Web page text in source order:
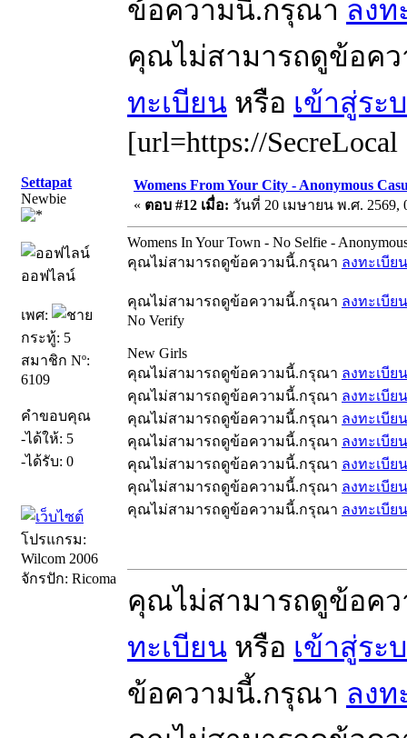
ข้อความนี้.กรุณา ลงท
คุณไม่สามารถดูข้อค
ทะเบียน หรือ เข้าสู่ระ
[url=https://SecreLocal
Settapat
Newbie
ออฟไลน์
เพศ:
กระทู้: 5
สมาชิก Nº:
6109
คำขอบคุณ
-ได้ให้: 5
-ได้รับ: 0
โปรแกรม:
Wilcom 2006
จักรปัก: Ricoma
Womens From Your City - Anonymous
« ตอบ #12 เมื่อ: วันที่ 20 เมษายน พ.ศ. 2569,
Womens In Your Town - No Selfie -
คุณไม่สามารถดูข้อความนี้.กรุณา ลงทะเบียน
คุณไม่สามารถดูข้อความนี้.กรุณา ลงทะเบียน
No Verify
New Girls
คุณไม่สามารถดูข้อความนี้.กรุณา ลงทะเบียน
คุณไม่สามารถดูข้อความนี้.กรุณา ลงทะเบียน
คุณไม่สามารถดูข้อความนี้.กรุณา ลงทะเบียน
คุณไม่สามารถดูข้อความนี้.กรุณา ลงทะเบียน
คุณไม่สามารถดูข้อความนี้.กรุณา ลงทะเบียน
คุณไม่สามารถดูข้อความนี้.กรุณา ลงทะเบียน
คุณไม่สามารถดูข้อความนี้.กรุณา ลงทะเบียน
คุณไม่สามารถดูข้อค
ทะเบียน หรือ เข้าสู่ระ
ข้อความนี้.กรุณา ลงท